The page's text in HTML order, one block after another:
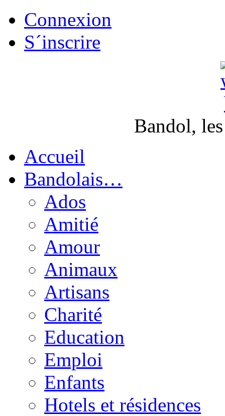
Connexion
S´inscrire
Bandol,
Accueil
Bandolais…
Ados
Amitié
Amour
Animaux
Artisans
Charité
Education
Emploi
Enfants
Hotels et résidences